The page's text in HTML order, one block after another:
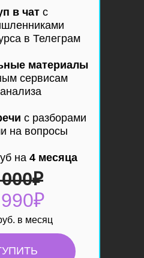
в месяц
₽
в чат с
в Телеграм
материалы
сервисам
с разборами
на вопросы
на 4 месяца